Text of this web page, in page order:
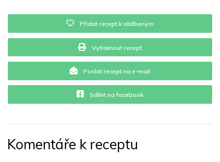
Přidat recept k oblíbeným
Vytisknout recept
Poslat recept na e-mail
Sdílet na facebook
Komentáře k receptu